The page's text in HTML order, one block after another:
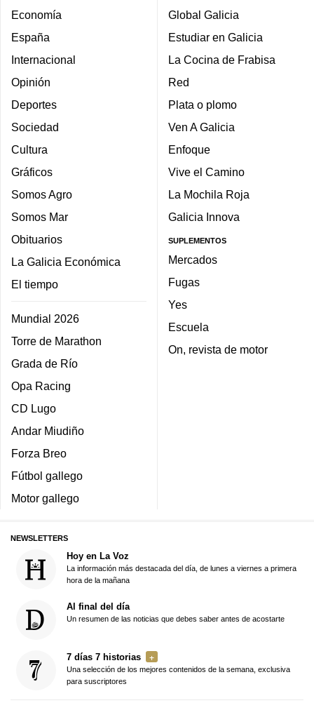
Economía
España
Internacional
Opinión
Deportes
Sociedad
Cultura
Gráficos
Somos Agro
Somos Mar
Obituarios
La Galicia Económica
El tiempo
Mundial 2026
Torre de Marathon
Grada de Río
Opa Racing
CD Lugo
Andar Miudiño
Forza Breo
Fútbol gallego
Motor gallego
Global Galicia
Estudiar en Galicia
La Cocina de Frabisa
Red
Plata o plomo
Ven A Galicia
Enfoque
Vive el Camino
La Mochila Roja
Galicia Innova
SUPLEMENTOS
Mercados
Fugas
Yes
Escuela
On, revista de motor
NEWSLETTERS
Hoy en La Voz
La información más destacada del día, de lunes a viernes a primera
hora de la mañana
Al final del día
Un resumen de las noticias que debes saber antes de acostarte
7 días 7 historias
Una selección de los mejores contenidos de la semana, exclusiva
para suscriptores